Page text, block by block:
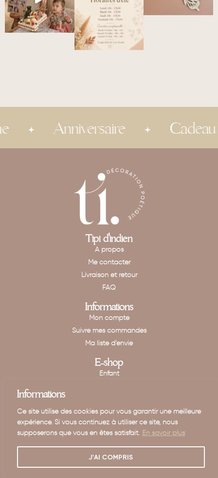
Informations
Ce site utilise des cookies pour vous garantir une meilleure
expérience. Si vous continuez à utiliser ce site, nous
supposerons que vous en êtes satisfait. En savoir plus
J'AI COMPRIS
Anniversaire Cadeau
Tipi d'indien
A propos
Me contacter
Livraison et retour
FAQ
Informations
Mon compte
Suivre mes commandes
Ma liste d’envie
E-shop
Enfant
Carte cadeau
CGV POLITIQUE DE CONFIDENTIALITÉ